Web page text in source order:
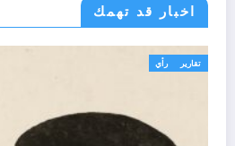
اخبار قد تهمك
تعاليق حرة